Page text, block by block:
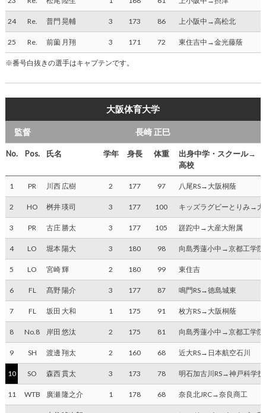
24 Re. 普門 晃輔 3 173 86 上小阪中→高松北
25 Re. 前薗 月翔 3 171 72 東住吉中→金光藤蔭
※番号白抜きの選手はキャプテンです。
大阪体育大学
監督 長崎 正巳
No. Pos. 氏名 学年 身長 体重
出身中学・スクール→
高校
1 PR 川西 広樹 2 177 97 八尾RS→大阪桐蔭
2 HO 桝井 瑛司 3 177 100 キッズラグビーとりみ→大
3 PR 古庄 勝太 3 177 105 蹉跎中→大産大附属
4 LO 堀本 陽大 3 180 98 向島秀蓮小中→京都工学院
5 LO 宮崎 輝 2 180 99 東住吉
6 FL 髙野 陽介 3 177 87 鳴門RS→徳島城東
7 FL 坂田 大和 1 175 91 枚方RS→大阪桐蔭
8 No.8 岸田 悠汰 2 175 81 向島秀蓮小中→京都工学院
9 SH 渡邊 翔太 2 160 68 近大RS→日本航空石川
10 SO 森西 貫太 3 173 78 明石加古川RS→神戸科学
11 WTB 廣瀬 隆之介 1 178 68 奈良北JRC→奈良商工